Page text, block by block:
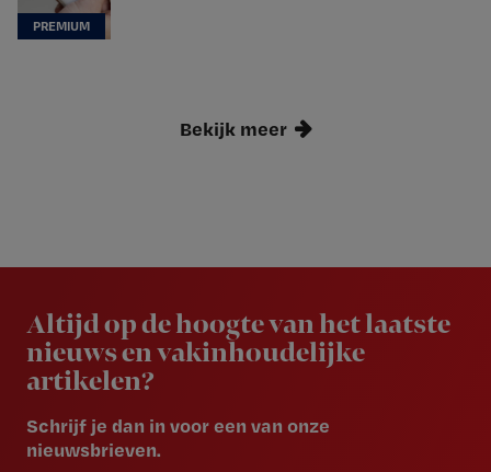
Bekijk meer
Altijd op de hoogte van het laatste
nieuws en vakinhoudelijke
artikelen?
Schrijf je dan in voor een van onze
nieuwsbrieven.